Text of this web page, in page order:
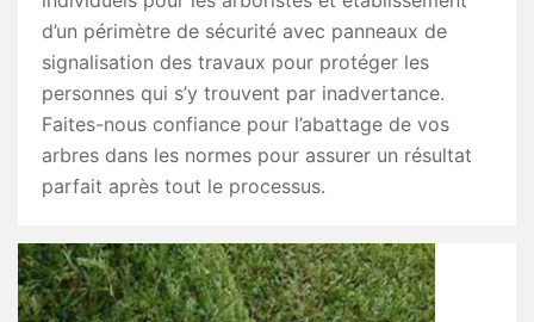
d’un périmètre de sécurité avec panneaux de
signalisation des travaux pour protéger les
personnes qui s’y trouvent par inadvertance.
Faites-nous confiance pour l’abattage de vos
arbres dans les normes pour assurer un résultat
parfait après tout le processus.